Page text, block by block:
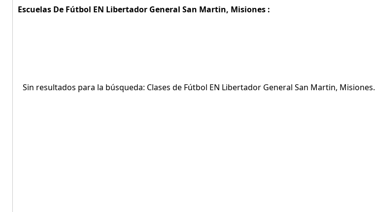
Escuelas De Fútbol EN Libertador General San Martin, Misiones :
Sin resultados para la búsqueda: Clases de Fútbol EN Libertador General San Martin, Misiones.